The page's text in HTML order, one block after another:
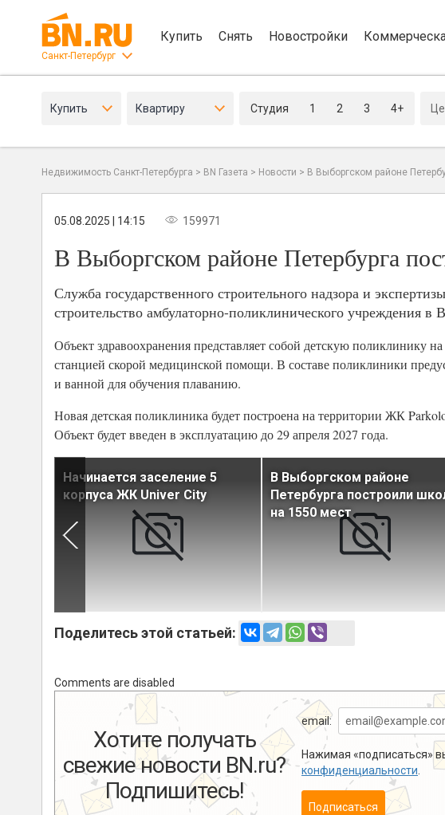
Санкт-Петербург
Купить Снять Новостройки
Купить Квартиру Студия 1 2 3 4+
Недвижимость Санкт-Петербурга > BN Газета > Новости > В Выборгском районе
05.08.2025 | 14:15 159971
В Выборгском районе Петербурга
Служба государственного строительного надзора и
строительство амбулаторно-поликлинического учреждения в
Объект здравоохранения представляет собой детскую поликлинику
станцией скорой медицинской помощи. В составе поликлиники
и ванной для обучения плаванию.
Новая детская поликлиника будет построена на территории ЖК
Объект будет введен в эксплуатацию до 29 апреля 2027 года.
Начинается заселение 5
корпуса ЖК Univer City
В Выборгском районе
Петербурга построили
на 1550 мест
Поделитесь этой статьей:
Comments are disabled
Хотите получать
свежие новости BN.ru?
Подпишитесь!
email:
Нажимая «подписаться»
конфиденциальности
Подписаться